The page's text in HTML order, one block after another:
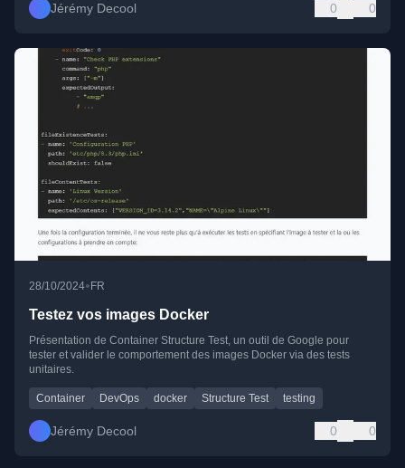
Jérémy Decool 0 0
28/10/2024•FR
Testez vos images Docker
Présentation de Container Structure Test, un outil de Google pour
tester et valider le comportement des images Docker via des tests
unitaires.
Container DevOps docker Structure Test testing
Jérémy Decool 0 0